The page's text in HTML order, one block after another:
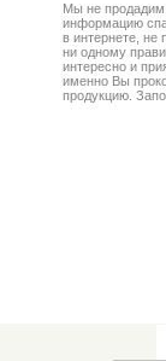
Мы не
информацию
в интернете, не
ни одному
интересно и
именно Вы
продукцию.